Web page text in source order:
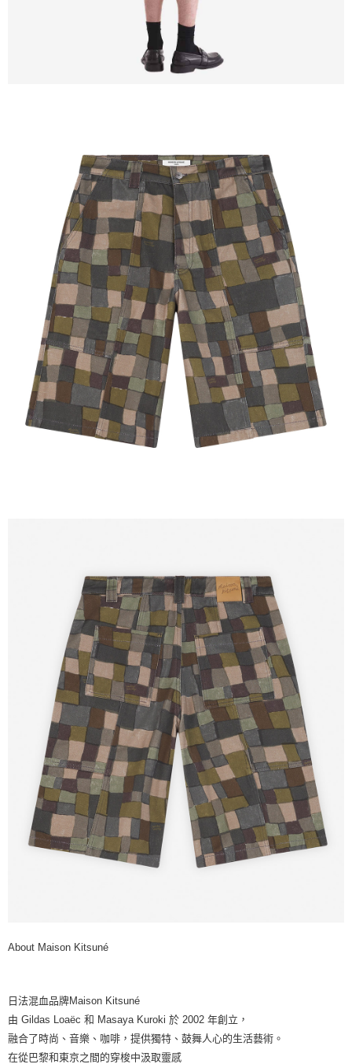
About Maison Kitsuné
日法混血品牌Maison Kitsuné
由 Gildas Loaëc 和 Masaya Kuroki 於 2002 年創立，
融合了時尚、音樂、咖啡，提供獨特、鼓舞人心的生活藝術。
在從巴黎和東京之間的穿梭中汲取靈感